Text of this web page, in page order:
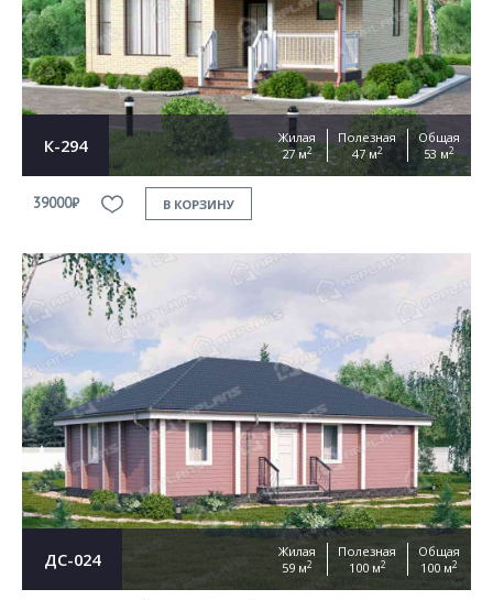
К-294
Жилая
27 м2
Полезная
47 м2
Общая
53 м2
39000₽ В КОРЗИНУ
ДС-024
Жилая
59 м2
Полезная
100 м2
Общая
100 м2